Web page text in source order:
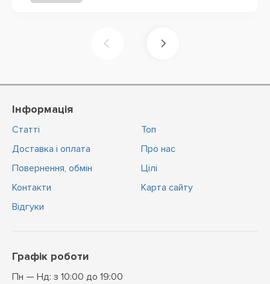
Інформація
Статті
Доставка і оплата
Повернення, обмін
Контакти
Відгуки
Топ
Про нас
Цiлi
Карта сайту
Графік роботи
Пн — Нд: з 10:00 до 19:00